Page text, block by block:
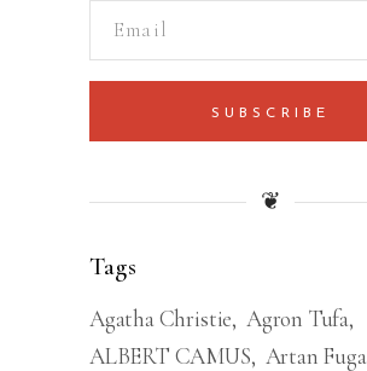
SUBSCRIBE
❦
Tags
Agatha Christie
Agron Tufa
ALBERT CAMUS
Artan Fuga